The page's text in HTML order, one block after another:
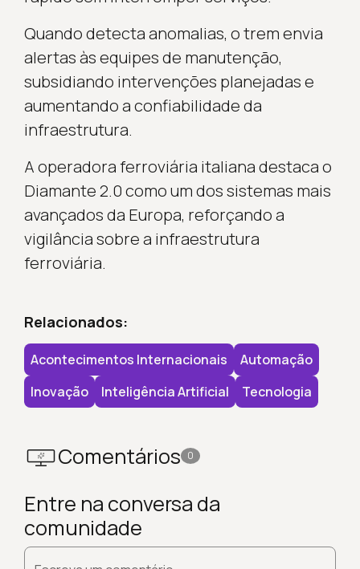
Quando detecta anomalias, o trem envia
alertas às equipes de manutenção,
subsidiando intervenções planejadas e
aumentando a confiabilidade da
infraestrutura.
A operadora ferroviária italiana destaca o
Diamante 2.0 como um dos sistemas mais
avançados da Europa, reforçando a
vigilância sobre a infraestrutura
ferroviária.
Relacionados:
Acontecimentos Internacionais
Automação
Inovação
Inteligência Artificial Tecnologia
Comentários 0
Entre na conversa da
comunidade